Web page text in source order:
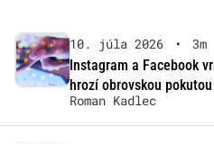
10. júla 2026 •
3m
Instagram a Facebook
hrozí obrovskou pokutou
Roman Kadlec